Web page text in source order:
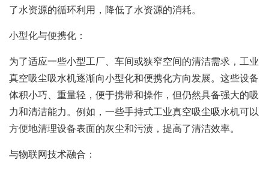
了水资源的循环利用，降低了水资源的消耗。
小型化与便携化：
为了适应一些小型工厂、车间或狭窄空间的清洁需求，工业
真空吸尘吸水机逐渐向小型化和便携化方向发展。这些设备
体积小巧、重量轻，便于携带和操作，但仍然具备强大的吸
力和清洁能力。例如，一些手持式工业真空吸尘吸水机可以
方便地清理设备表面的灰尘和污渍，提高了清洁效率。
与物联网技术融合：